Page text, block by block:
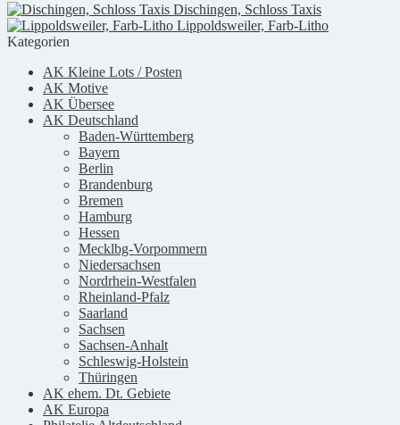
Dischingen, Schloss Taxis
Lippoldsweiler, Farb-Litho
Kategorien
AK Kleine Lots / Posten
AK Motive
AK Übersee
AK Deutschland
Baden-Württemberg
Bayern
Berlin
Brandenburg
Bremen
Hamburg
Hessen
Mecklbg-Vorpommern
Niedersachsen
Nordrhein-Westfalen
Rheinland-Pfalz
Saarland
Sachsen
Sachsen-Anhalt
Schleswig-Holstein
Thüringen
AK ehem. Dt. Gebiete
AK Europa